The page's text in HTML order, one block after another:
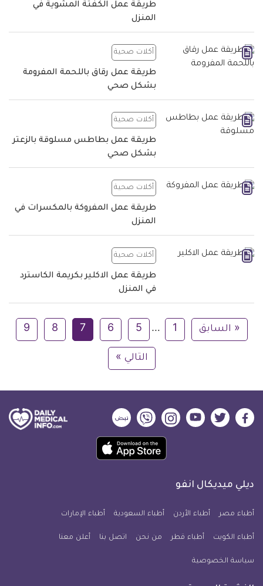
طريقة عمل الكفتة المشوية في
المنزل
أكلات صحية
طريقة عمل رقاق باللحمة المفرومة
بشكل صحي
أكلات صحية
طريقة عمل بطاطس مسلوقة بالزعتر
بشكل صحي
أكلات صحية
طريقة عمل المفروكة بالمكسرات في
المنزل
أكلات صحية
طريقة عمل الاكلير بكريمة الكاسترد
في المنزل
« السابق 1
…
5
6
7
8
9
التالي »
ديلي
فيسبوك
ديلي
تويتر
ديلي
ميديكال
يوتيوب
ديلي
ميديكال
انفو
ديلي
ميديكال
انفو
ديلي
ميديكال
انفو
حمل
تطبيق
معلومة
للآيفون
ديلي ميديكال انفو
أطباء مصر أطباء الأردن أطباء السعودية أطباء الإمارات
أطباء الكويت أطباء قطر من نحن اتصل بنا أعلن معنا
سياسة الخصوصية